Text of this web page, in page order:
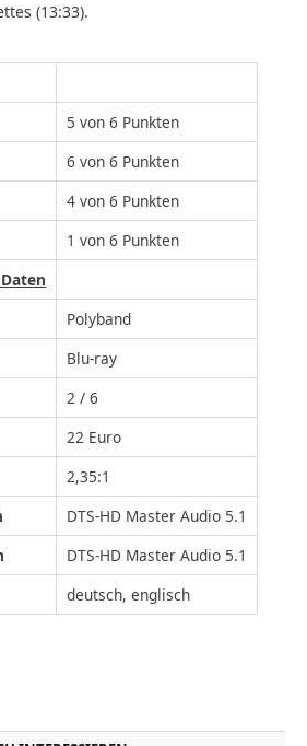
(13:33).
5 von 6 Punkten
6 von 6 Punkten
4 von 6 Punkten
1 von 6 Punkten
Polyband
Blu-ray
2 / 6
22 Euro
2,35:1
DTS-HD Master Audio 5.1
DTS-HD Master Audio 5.1
deutsch, englisch